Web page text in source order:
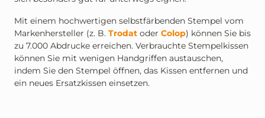
Mit einem hochwertigen selbstfärbenden Stempel vom
Markenhersteller (z. B. Trodat oder Colop) können Sie bis
zu 7.000 Abdrucke erreichen. Verbrauchte Stempelkissen
können Sie mit wenigen Handgriffen austauschen,
indem Sie den Stempel öffnen, das Kissen entfernen und
ein neues Ersatzkissen einsetzen.